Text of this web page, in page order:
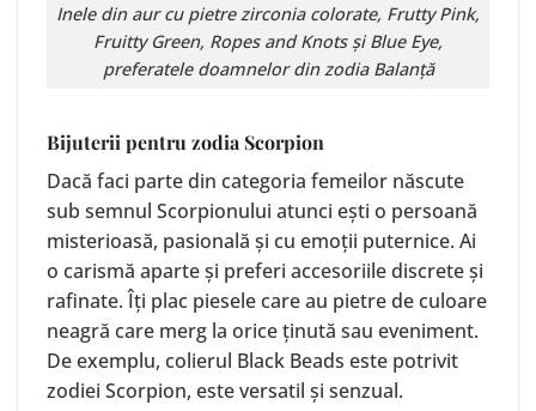
Inele din aur cu pietre zirconia colorate, Frutty Pink,
Fruitty Green, Ropes and Knotsși Blue Eye,
preferatele doamnelor din zodia Balanță
Bijuterii pentru zodia Scorpion
Dacă faci parte din categoria femeilor născute
sub semnul Scorpionului atunci ești o persoană
misterioasă, pasională și cu emoții puternice. Ai
o carismă aparte și preferi accesoriile discrete și
rafinate. Îți plac piesele care au pietre de culoare
neagră care merg la orice ținută sau eveniment.
De exemplu, colierul Black Beads este potrivit
zodiei Scorpion, este versatil și senzual.